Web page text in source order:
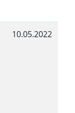
10.05.2022